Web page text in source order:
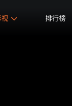
视 排行榜